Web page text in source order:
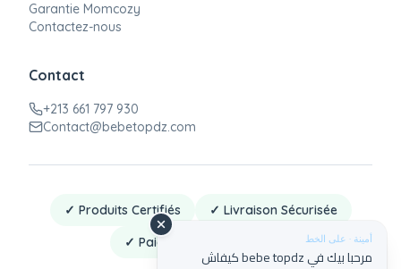
أمينة · على الخط
مرحبا بيك في bebe topdz كيفاش
Garantie Momcozy
Contactez-nous
Contact
+213 661 797 930
Contact@bebetopdz.com
✓ Produits Certifiés
✓ Livraison Sécurisée
✓ Paiement à la Livraison